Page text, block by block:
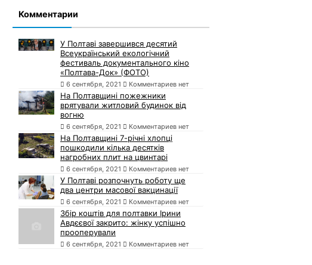
Комментарии
У Полтаві завершився десятий
Всеукраїнський екологічний
фестиваль документального кіно
«Полтава-Док» (ФОТО)
6 сентября, 2021 Комментариев нет
На Полтавщині пожежники
врятували житловий будинок від
вогню
6 сентября, 2021 Комментариев нет
На Полтавщині 7-річні хлопці
пошкодили кілька десятків
нагробних плит на цвинтарі
6 сентября, 2021 Комментариев нет
У Полтаві розпочнуть роботу ще
два центри масової вакцинації
6 сентября, 2021 Комментариев нет
Збір коштів для полтавки Ірини
Авдєєвої закрито: жінку успішно
прооперували
6 сентября, 2021 Комментариев нет